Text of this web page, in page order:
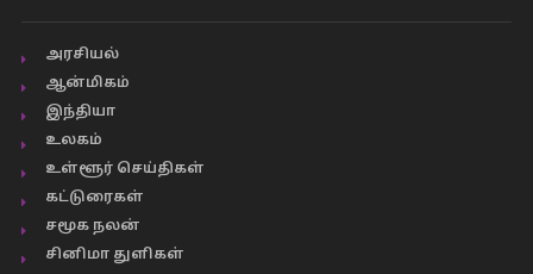
அரசியல்
ஆன்மிகம்
இந்தியா
உலகம்
உள்ளூர் செய்திகள்
கட்டுரைகள்
சமூக நலன்
சினிமா துளிகள்